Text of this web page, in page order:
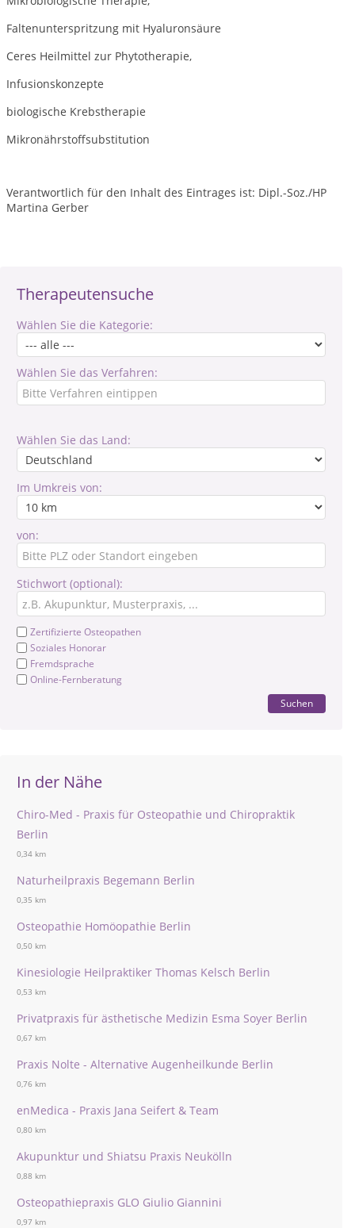
Therapeutensuche
Wählen Sie die Kategorie:
Wählen Sie das Verfahren:
Wählen Sie das Land:
Im Umkreis von:
von:
Stichwort (optional):
Zertifizierte Osteopathen
Soziales Honorar
Fremdsprache
Online-Fernberatung
Suchen
In der Nähe
Chiro-Med - Praxis für Osteopathie und Chiropraktik
Berlin
0,34 km
Naturheilpraxis Begemann Berlin
0,35 km
Osteopathie Homöopathie Berlin
0,50 km
Kinesiologie Heilpraktiker Thomas Kelsch Berlin
0,53 km
Privatpraxis für ästhetische Medizin Esma Soyer Berlin
0,67 km
Praxis Nolte - Alternative Augenheilkunde Berlin
0,76 km
enMedica - Praxis Jana Seifert & Team
0,80 km
Akupunktur und Shiatsu Praxis Neukölln
0,88 km
Osteopathiepraxis GLO Giulio Giannini
0,97 km
Faltenunterspritzung mit Hyaluronsäure
Ceres Heilmittel zur Phytotherapie,
Infusionskonzepte
biologische Krebstherapie
Mikronährstoffsubstitution
Verantwortlich für den Inhalt des Eintrages ist: Dipl.-Soz./HP
Martina Gerber